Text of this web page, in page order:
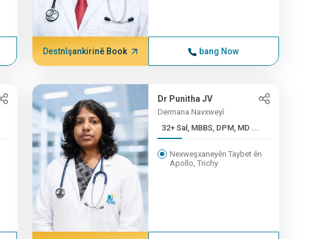
Destnîşankirinê Book bang Now
Dr Punitha JV
Dermana Navxweyî
32+ Sal, MBBS, DPM, MD ...
Nexweşxaneyên Taybet ên
Apollo, Trichy